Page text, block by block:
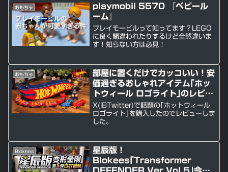
おもちゃ
playmobil 5570 『ベビール
ーム』
プレイモービルって知ってます？LEGO
に良く間違われたりするけど全然違いま
す！知らない方は必見！
おもちゃ
部屋に置くだけでカッコいい！安
価過ぎるおしゃれアイテム｢ホッ
トウィール ロゴライト｣のレビュ
ーです！
X(旧Twitter)で話題の｢ホットウィール
ロゴライト｣を購入したのでレビューしま
した。
Blokees
星辰版！
Blokees｢Transformer